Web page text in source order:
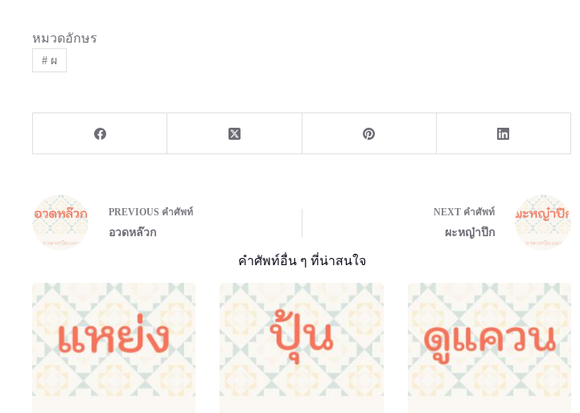
หมวดอักษร
#ผ
PREVIOUS คำศัพท์
อวดหล๊วก
NEXT คำศัพท์
ผะหญ๋าปึก
คำศัพท์อื่น ๆ ที่น่าสนใจ